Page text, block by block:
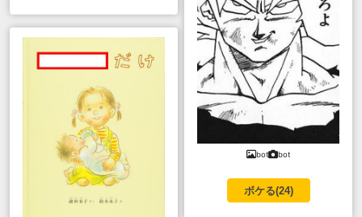
bot bot
ボケる(24)